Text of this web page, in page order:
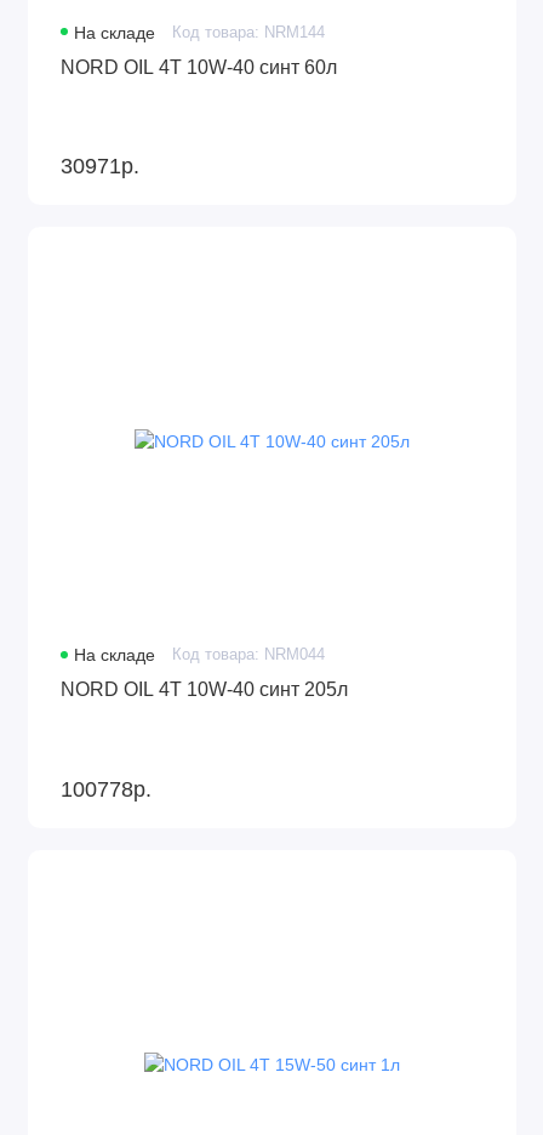
На складе Код товара: NRM144
NORD OIL 4Т 10W-40 синт 60л
30971р.
На складе Код товара: NRM044
NORD OIL 4Т 10W-40 синт 205л
100778р.